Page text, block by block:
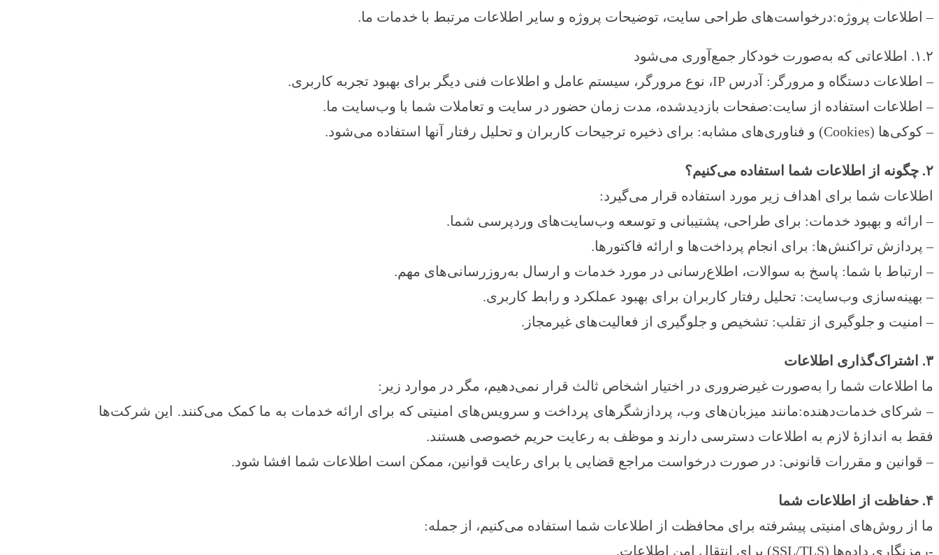
– اطلاعات پروژه:درخواست‌های طراحی سایت، توضیحات پروژه و سایر اطلاعات مرتبط با خدمات ما.
۱.۲. اطلاعاتی که به‌صورت خودکار جمع‌آوری می‌شود
– اطلاعات دستگاه و مرورگر: آدرس IP، نوع مرورگر، سیستم عامل و اطلاعات فنی دیگر برای بهبود تجربه کاربری.
– اطلاعات استفاده از سایت:صفحات بازدیدشده، مدت زمان حضور در سایت و تعاملات شما با وب‌سایت ما.
– کوکی‌ها (Cookies) و فناوری‌های مشابه: برای ذخیره ترجیحات کاربران و تحلیل رفتار آنها استفاده می‌شود.
۲. چگونه از اطلاعات شما استفاده می‌کنیم؟
اطلاعات شما برای اهداف زیر مورد استفاده قرار می‌گیرد:
– ارائه و بهبود خدمات: برای طراحی، پشتیبانی و توسعه وب‌سایت‌های وردپرسی شما.
– پردازش تراکنش‌ها: برای انجام پرداخت‌ها و ارائه فاکتورها.
– ارتباط با شما: پاسخ به سوالات، اطلاع‌رسانی در مورد خدمات و ارسال به‌روزرسانی‌های مهم.
– بهینه‌سازی وب‌سایت: تحلیل رفتار کاربران برای بهبود عملکرد و رابط کاربری.
– امنیت و جلوگیری از تقلب: تشخیص و جلوگیری از فعالیت‌های غیرمجاز.
۳. اشتراک‌گذاری اطلاعات
ما اطلاعات شما را به‌صورت غیرضروری در اختیار اشخاص ثالث قرار نمی‌دهیم، مگر در موارد زیر:
– شرکای خدمات‌دهنده:مانند میزبان‌های وب، پردازشگرهای پرداخت و سرویس‌های امنیتی که برای ارائه خدمات به ما کمک می‌کنند. این شرکت‌ها
فقط به اندازهٔ لازم به اطلاعات دسترسی دارند و موظف به رعایت حریم خصوصی هستند.
– قوانین و مقررات قانونی: در صورت درخواست مراجع قضایی یا برای رعایت قوانین، ممکن است اطلاعات شما افشا شود.
۴. حفاظت از اطلاعات شما
ما از روش‌های امنیتی پیشرفته برای محافظت از اطلاعات شما استفاده می‌کنیم، از جمله:
-رمزنگاری داده‌ها (SSL/TLS) برای انتقال امن اطلاعات.